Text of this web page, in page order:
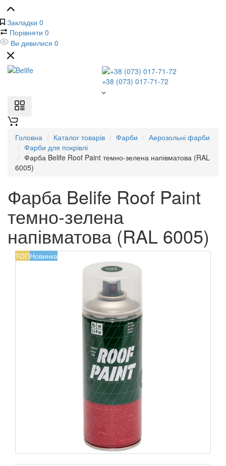
Закладки 0
Порівняти 0
Ви дивилися 0
+38 (073) 017-71-72
Головна Каталог товарів Фарби
Аерозольні фарби
Фарби для покрівлі
Фарба Belife Roof Paint темно-зелена напівматова (RAL
6005)
Фарба Belife Roof Paint
темно-зелена
напівматова (RAL 6005)
ТОПНовинка